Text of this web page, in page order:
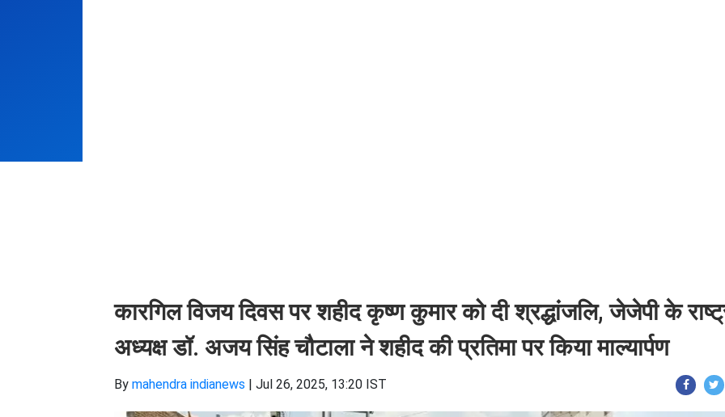
कारगिल विजय दिवस पर शहीद कृष्ण कुमार को दी श्रद्धांजलि, जेजेपी के
अध्यक्ष डॉ. अजय सिंह चौटाला ने शहीद की प्रतिमा पर किया माल्यार्पण
By mahendra indianews | Jul 26, 2025, 13:20 IST